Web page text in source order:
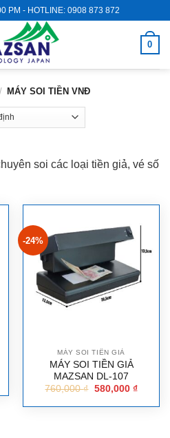
PM - HOTLINE: 0908 873 872
0
/ MÁY SOI TIỀN VNĐ
soi các loại tiền giả, vé số
-24%
MÁY SOI TIỀN GIẢ
MÁY SOI TIỀN GIẢ
MAZSAN DL-107
760,000₫ 580,000 ₫